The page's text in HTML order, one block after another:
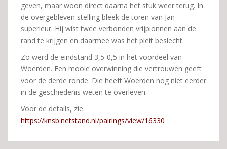
geven, maar woon direct daarna het stuk weer terug. In
de overgebleven stelling bleek de toren van Jan
superieur. Hij wist twee verbonden vrijpionnen aan de
rand te krijgen en daarmee was het pleit beslecht.
Zo werd de eindstand 3,5-0,5 in het voordeel van
Woerden. Een mooie overwinning die vertrouwen geeft
voor de derde ronde. Die heeft Woerden nog niet eerder
in de geschiedenis weten te overleven.
Voor de details, zie:
https://knsb.netstand.nl/pairings/view/16330